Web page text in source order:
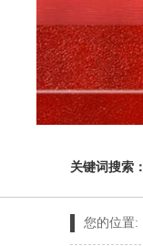
关键词搜索：
您的位置: